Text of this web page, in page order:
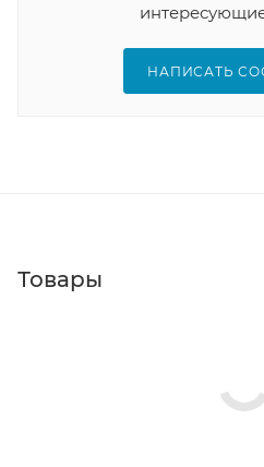
НАПИСАТЬ
Товары